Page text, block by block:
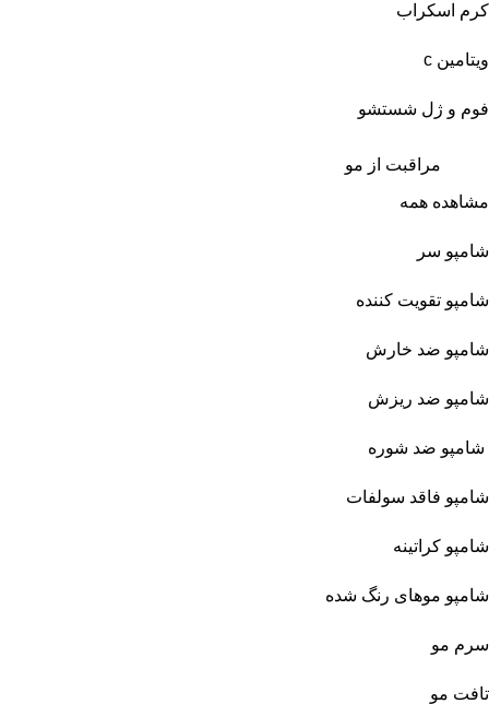
کرم اسکراب
ویتامین c
فوم و ژل شستشو
مراقبت از مو
مشاهده همه
شامپو سر
شامپو تقویت کننده
شامپو ضد خارش
شامپو ضد ریزش
شامپو ضد شوره
شامپو فاقد سولفات
شامپو کراتینه
شامپو موهای رنگ شده
سرم مو
تافت مو